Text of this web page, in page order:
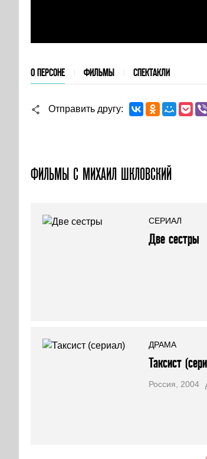
О ПЕРСОНЕ ФИЛЬМЫ СПЕКТАКЛИ
Отправить другу
ФИЛЬМЫ С МИХАИЛ ШКЛОВСКИЙ
СЕРИАЛ
Две сестры
ДРАМА
Таксист
Россия, 2004